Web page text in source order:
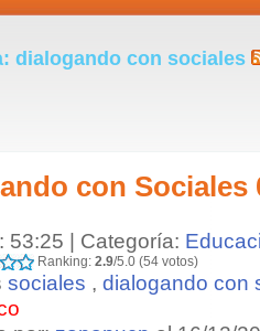
dialogando con sociales
con Sociales
53:25 | Categoría:
Ranking: 2.9/5.0 (54 votos)
sociales , dialogando con